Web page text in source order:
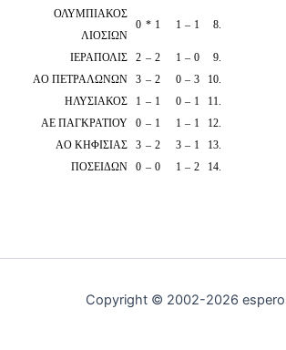
ΟΛΥΜΠΙΑΚΟΣ
ΛΙΟΣΙΩΝ
0 * 1 1 – 1 8.
ΙΕΡΑΠΟΛΙΣ 2 – 2 1 – 0 9.
ΑΟ ΠΕΤΡΑΛΩΝΩΝ
3 – 2 0 – 3 10.
ΗΛΥΣΙΑΚΟΣ
1 – 1 0 – 1 11.
ΑΕ ΠΑΓΚΡΑΤΙΟΥ
0 – 1 1 – 1 12.
ΑΟ ΚΗΦΙΣΙΑΣ
3 – 2 3 – 1 13.
ΠΟΣΕΙΔΩΝ
0 – 0 1 – 2 14.
Copyright © 2002-2026